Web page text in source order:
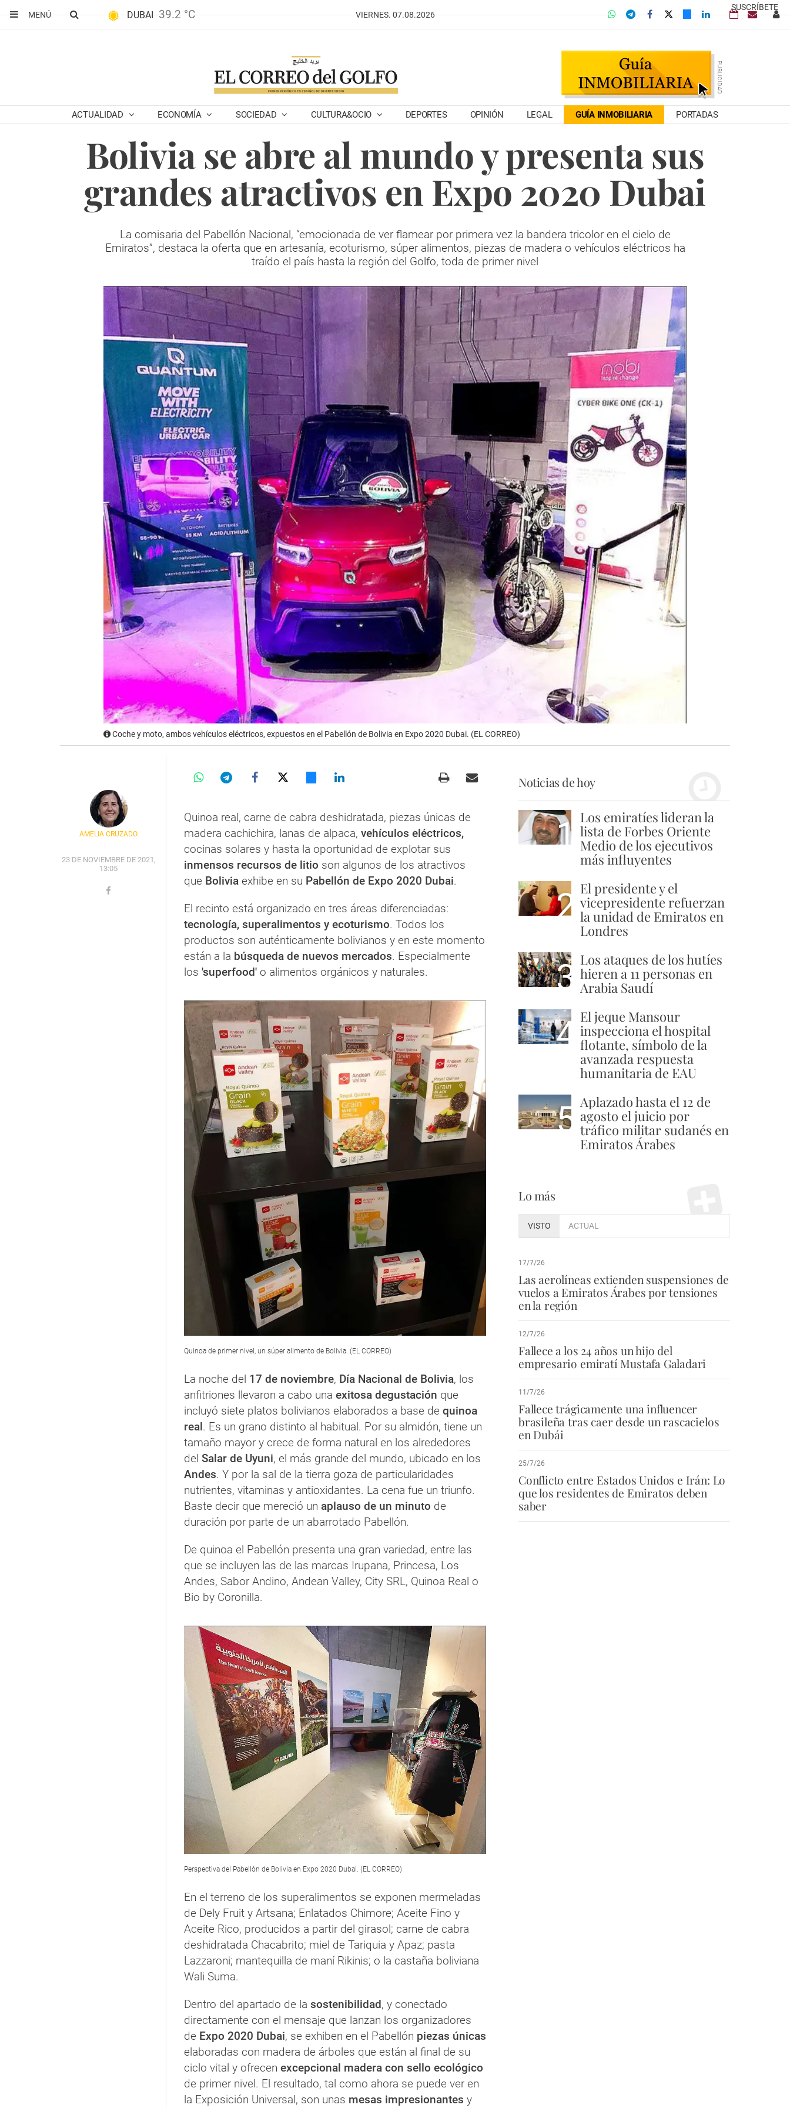
SUSCRÍBETE
MENÚ
DUBAI 39.2 °C VIERNES. 07.08.2026
ACTUALIDAD ECONOMÍA SOCIEDAD CULTURA&OCIO DEPORTES OPINIÓN LEGAL GUÍA INMOBILIARIA PORTADAS
Bolivia se abre al mundo y presenta sus
grandes atractivos en Expo 2020 Dubai
La comisaria del Pabellón Nacional, “emocionada de ver flamear por primera vez la bandera tricolor en el cielo de
Emiratos”, destaca la oferta que en artesanía, ecoturismo, súper alimentos, piezas de madera o vehículos eléctricos ha
traído el país hasta la región del Golfo, toda de primer nivel
Coche y moto, ambos vehículos eléctricos, expuestos en el Pabellón de Bolivia en Expo 2020 Dubai. (EL CORREO)
AMELIA CRUZADO
23 DE NOVIEMBRE DE 2021,
13:05
Quinoa real, carne de cabra deshidratada, piezas únicas de
madera cachichira, lanas de alpaca, vehículos eléctricos,
cocinas solares y hasta la oportunidad de explotar sus
inmensos recursos de litio son algunos de los atractivos
que Bolivia exhibe en su Pabellón de Expo 2020 Dubai.
El recinto está organizado en tres áreas diferenciadas:
tecnología, superalimentos y ecoturismo. Todos los
productos son auténticamente bolivianos y en este momento
están a la búsqueda de nuevos mercados. Especialmente
los 'superfood' o alimentos orgánicos y naturales.
Quinoa de primer nivel, un súper alimento de Bolivia. (EL CORREO)
La noche del 17 de noviembre, Día Nacional de Bolivia, los
anfitriones llevaron a cabo una exitosa degustación que
incluyó siete platos bolivianos elaborados a base de quinoa
real. Es un grano distinto al habitual. Por su almidón, tiene un
tamaño mayor y crece de forma natural en los alrededores
del Salar de Uyuni, el más grande del mundo, ubicado en los
Andes. Y por la sal de la tierra goza de particularidades
nutrientes, vitaminas y antioxidantes. La cena fue un triunfo.
Baste decir que mereció un aplauso de un minuto de
duración por parte de un abarrotado Pabellón.
De quinoa el Pabellón presenta una gran variedad, entre las
que se incluyen las de las marcas Irupana, Princesa, Los
Andes, Sabor Andino, Andean Valley, City SRL, Quinoa Real o
Bio by Coronilla.
Perspectiva del Pabellón de Bolivia en Expo 2020 Dubai. (EL CORREO)
En el terreno de los superalimentos se exponen mermeladas
de Dely Fruit y Artsana; Enlatados Chimore; Aceite Fino y
Aceite Rico, producidos a partir del girasol; carne de cabra
deshidratada Chacabrito; miel de Tariquia y Apaz; pasta
Lazzaroni; mantequilla de maní Rikinis; o la castaña boliviana
Wali Suma.
Dentro del apartado de la sostenibilidad, y conectado
directamente con el mensaje que lanzan los organizadores
de Expo 2020 Dubai, se exhiben en el Pabellón piezas únicas
elaboradas con madera de árboles que están al final de su
ciclo vital y ofrecen excepcional madera con sello ecológico
de primer nivel. El resultado, tal como ahora se puede ver en
la Exposición Universal, son unas mesas impresionantes y
Noticias de hoy
1 Los emiratíes lideran la
lista de Forbes Oriente
Medio de los ejecutivos
más influyentes
2 El presidente y el
vicepresidente refuerzan
la unidad de Emiratos en
Londres
3 Los ataques de los hutíes
hieren a 11 personas en
Arabia Saudí
4 El jeque Mansour
inspecciona el hospital
flotante, símbolo de la
avanzada respuesta
humanitaria de EAU
5 Aplazado hasta el 12 de
agosto el juicio por
tráfico militar sudanés en
Emiratos Árabes
Lo más
VISTO ACTUAL
17/7/26
Las aerolíneas extienden suspensiones de
vuelos a Emiratos Árabes por tensiones
en la región
12/7/26
Fallece a los 24 años un hijo del
empresario emiratí Mustafa Galadari
11/7/26
Fallece trágicamente una influencer
brasileña tras caer desde un rascacielos
en Dubái
25/7/26
Conflicto entre Estados Unidos e Irán: Lo
que los residentes de Emiratos deben
saber